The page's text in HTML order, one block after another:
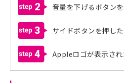
2 音量を下げるボタン
3 サイドボタンを押し
4 Appleロゴが表示さ